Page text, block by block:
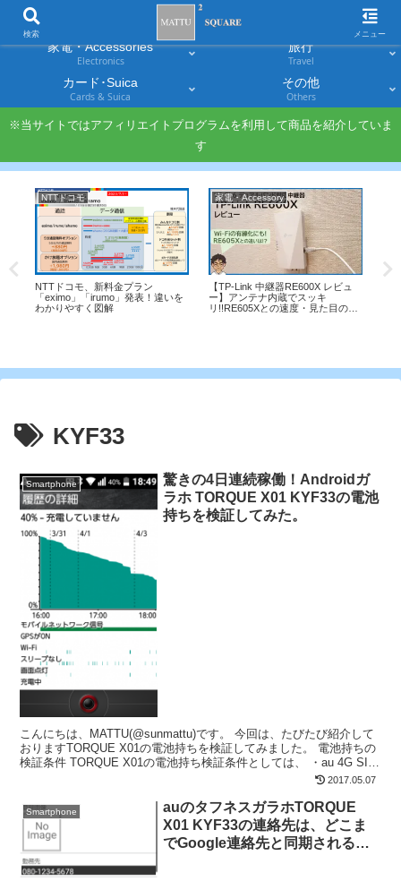
家電・Accessories
Electronics
旅行
Travel
カード･Suica
Cards & Suica
その他
Others
※当サイトではアフィリエイトプログラムを利用して商品を紹介していま
す
NTTドコモ
NTTドコモ、新料金プラン
「eximo」「irumo」発表！違いを
わかりやすく図解
家電・Accessory
【TP-Link 中継器RE600X レビュ
ー】アンテナ内蔵でスッキ
リ!!RE605Xとの速度・見た目の違
KYF33
Smartphone
驚きの4日連続稼働！Androidガ
ラホ TORQUE X01 KYF33の電池
持ちを検証してみた。
こんにちは、MATTU(@sunmattu)です。 今回は、たびたび紹介して
おりますTORQUE X01の電池持ちを検証してみました。 電池持ちの
検証条件 TORQUE X01の電池持ち検証条件としては、 ・au 4G SIM
2017.05.07
Smartphone
auのタフネスガラホTORQUE
X01 KYF33の連絡先は、どこま
でGoogle連絡先と同期されるか
検索 メニュー